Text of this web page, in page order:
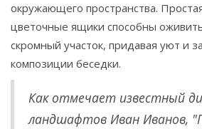
окружающего пространства.
цветочные ящики способны
скромный участок, придавая уют и
композиции беседки.
Как отмечает известный
ландшафтов Иван Иванов,